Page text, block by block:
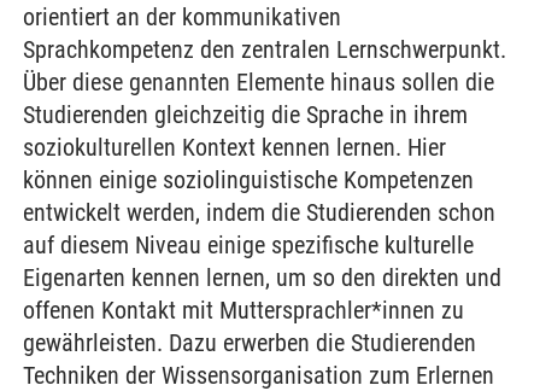
orientiert an der kommunikativen
Sprachkompetenz den zentralen Lernschwerpunkt.
Über diese genannten Elemente hinaus sollen die
Studierenden gleichzeitig die Sprache in ihrem
soziokulturellen Kontext kennen lernen. Hier
können einige soziolinguistische Kompetenzen
entwickelt werden, indem die Studierenden schon
auf diesem Niveau einige spezifische kulturelle
Eigenarten kennen lernen, um so den direkten und
offenen Kontakt mit Muttersprachler*innen zu
gewährleisten. Dazu erwerben die Studierenden
Techniken der Wissensorganisation zum Erlernen